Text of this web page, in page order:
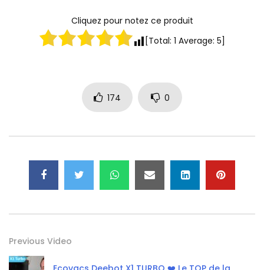
Cliquez pour notez ce produit
[Total: 1 Average: 5]
174 0
Previous Video